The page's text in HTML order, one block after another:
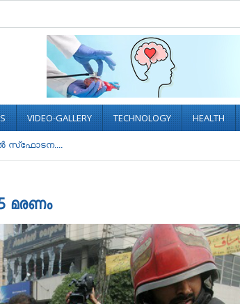
VIDEO-GALLERY TECHNOLOGY HEALTH
സ്‍ഫോടന....
മരണം